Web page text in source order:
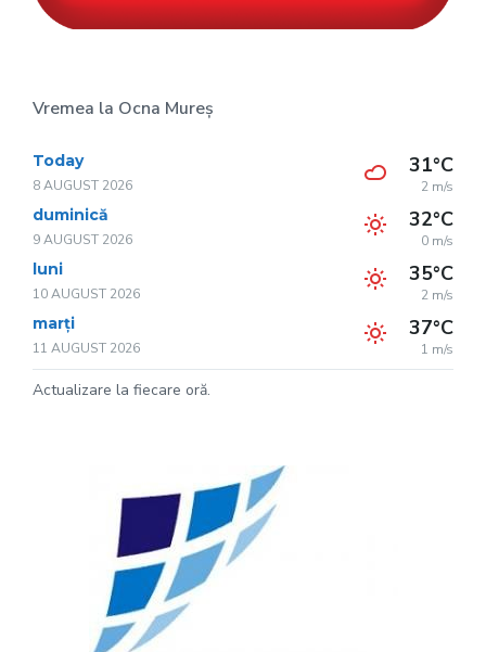
Vremea la Ocna Mureș
Today
8 AUGUST 2026
31°C
2 m/s
duminică
9 AUGUST 2026
32°C
0 m/s
luni
10 AUGUST 2026
35°C
2 m/s
marți
11 AUGUST 2026
37°C
1 m/s
Actualizare la fiecare oră.